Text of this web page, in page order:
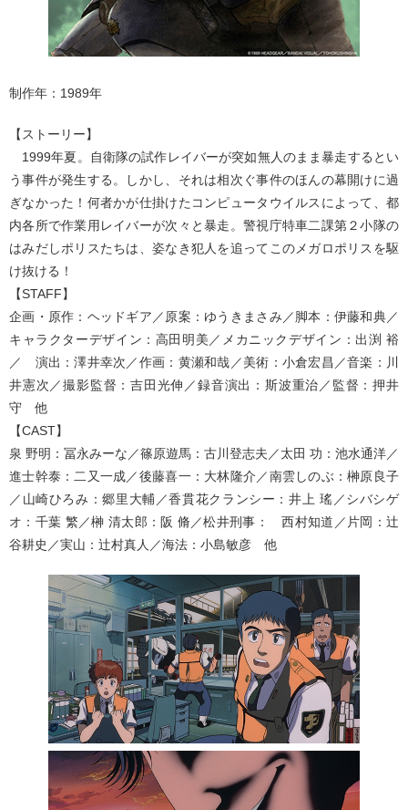
制作年：1989年
【ストーリー】
1999年夏。自衛隊の試作レイバーが突如無人のまま暴走するとい
う事件が発生する。しかし、それは相次ぐ事件のほんの幕開けに過
ぎなかった！何者かが仕掛けたコンピュータウイルスによって、都
内各所で作業用レイバーが次々と暴走。警視庁特車二課第２小隊の
はみだしポリスたちは、姿なき犯人を追ってこのメガロポリスを駆
け抜ける！
【STAFF】
企画・原作：ヘッドギア／原案：ゆうきまさみ／脚本：伊藤和典／
キャラクターデザイン：高田明美／メカニックデザイン：出渕 裕
／ 演出：澤井幸次／作画：黄瀬和哉／美術：小倉宏昌／音楽：川
井憲次／撮影監督：吉田光伸／録音演出：斯波重治／監督：押井
守 他
【CAST】
泉 野明：冨永みーな／篠原遊馬：古川登志夫／太田 功：池水通洋／
進士幹泰：二又一成／後藤喜一：大林隆介／南雲しのぶ：榊原良子
／山崎ひろみ：郷里大輔／香貫花クランシー：井上 瑤／シバシゲ
オ：千葉 繁／榊 清太郎：阪 脩／松井刑事： 西村知道／片岡：辻
谷耕史／実山：辻村真人／海法：小島敏彦 他